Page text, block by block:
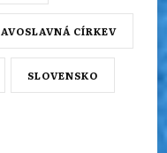
CÍRKEV
SLOVENSKO